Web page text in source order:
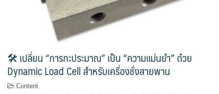
🛠 เปลี่ยน “การกะประมาณ” เป็น “ความแม่นยำ” ด้วย
Dynamic Load Cell สำหรับเครื่องชั่งสายพาน
Content